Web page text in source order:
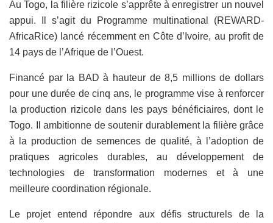
Au Togo, la filière rizicole s’apprête à enregistrer un nouvel
appui. Il s’agit du Programme multinational (REWARD-
AfricaRice) lancé récemment en Côte d’Ivoire, au profit de
14 pays de l’Afrique de l’Ouest.
Financé par la BAD à hauteur de 8,5 millions de dollars
pour une durée de cinq ans, le programme vise à renforcer
la production rizicole dans les pays bénéficiaires, dont le
Togo. Il ambitionne de soutenir durablement la filière grâce
à la production de semences de qualité, à l’adoption de
pratiques agricoles durables, au développement de
technologies de transformation modernes et à une
meilleure coordination régionale.
Le projet entend répondre aux défis structurels de la